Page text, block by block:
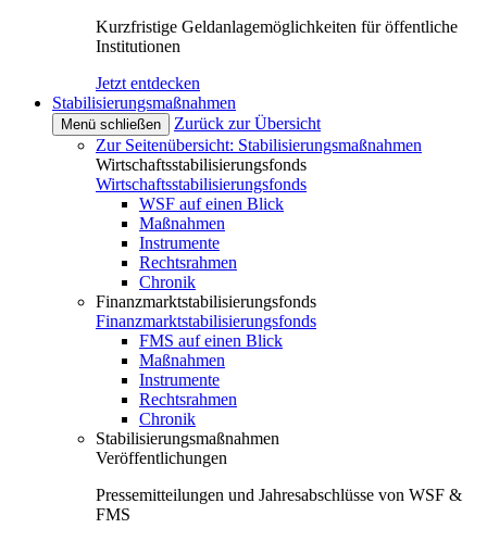
Kurzfristige Geldanlagemöglichkeiten für öffentliche
Institutionen
Jetzt entdecken
Stabilisierungsmaßnahmen
Menü schließen
Zurück zur Übersicht
Zur Seitenübersicht: Stabilisierungsmaßnahmen
Wirtschaftsstabilisierungsfonds
Wirtschaftsstabilisierungsfonds
WSF auf einen Blick
Maßnahmen
Instrumente
Rechtsrahmen
Chronik
Finanzmarktstabilisierungsfonds
Finanzmarktstabilisierungsfonds
FMS auf einen Blick
Maßnahmen
Instrumente
Rechtsrahmen
Chronik
Stabilisierungsmaßnahmen
Veröffentlichungen
Pressemitteilungen und Jahresabschlüsse von WSF &
FMS